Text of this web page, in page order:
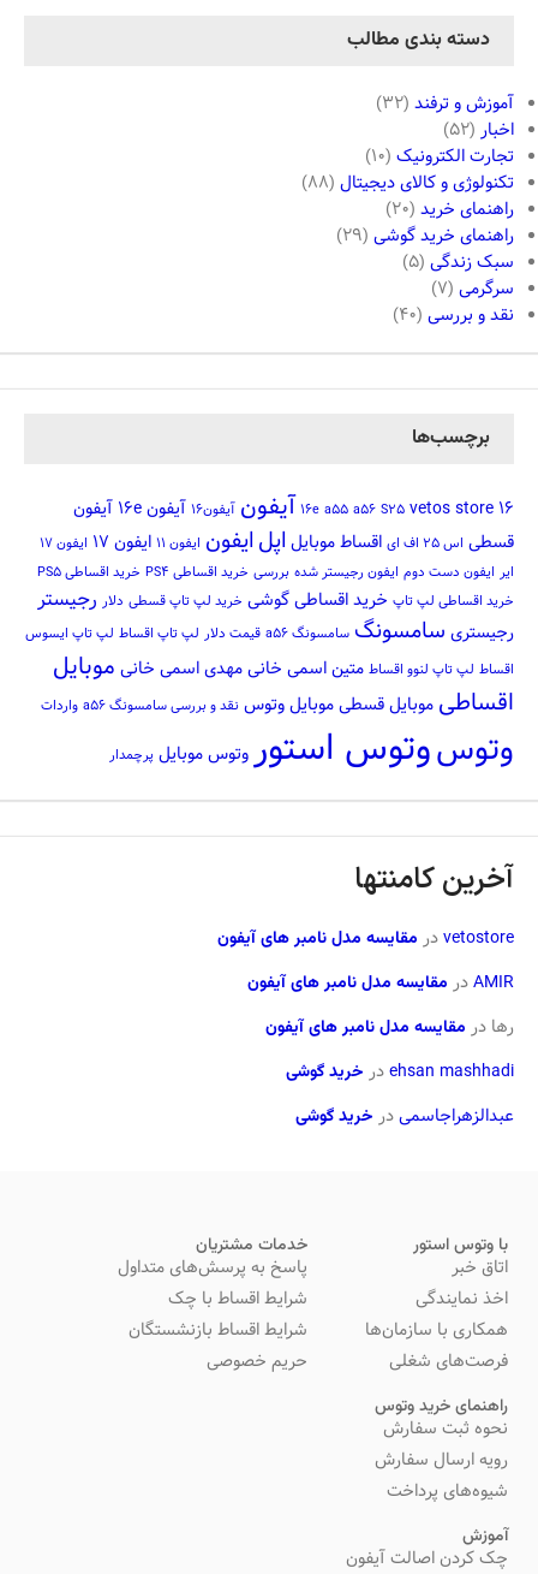
دسته بندی مطالب
آموزش و ترفند (32)
اخبار (52)
تجارت الکترونیک (10)
تکنولوژی و کالای دیجیتال (88)
راهنمای خرید (20)
راهنمای خرید گوشی (29)
سبک زندگی (5)
سرگرمی (7)
نقد و بررسی (40)
برچسب‌ها
16
16e a55 a56 S25 vetos store آیفون آیفون16 آیفون 16e
آیفون
قسطی اس 25 اف ای اقساط موبایل اپل ایفون ایفون 11 ایفون 17
ایفون 17
ایر ایفون دست دوم ایفون رجیستر شده بررسی خرید اقساطی PS4
خرید اقساطی PS5
خرید اقساطی لپ تاپ خرید اقساطی گوشی خرید لپ تاپ قسطی دلار رجیستر
رجیستری سامسونگ سامسونگ a56 قیمت دلار لپ تاپ اقساط لپ تاپ ایسوس
اقساط لپ تاپ لنوو اقساط متین اسمی خانیمهدی اسمی خانی موبایل
اقساطی موبایل قسطیموبایل وتوس نقد و بررسی سامسونگ a56 واردات
وتوسوتوس استوروتوس موبایل پرچمدار
آخرین کامنتها
vetostoreدر مقایسه مدل نامبر های آیفون
AMIRدر مقایسه مدل نامبر های آیفون
رها در مقایسه مدل نامبر های آیفون
ehsan mashhadiدر خرید گوشی
عبدالزهراجاسمیدر خرید گوشی
با وتوس استور
اتاق خبر
اخذ نمایندگی
همکاری با سازمان‌ها
فرصت‌های شغلی
خدمات مشتریان
پاسخ به پرسش‌های متداول
شرایط اقساط با چک
شرایط اقساط بازنشستگان
حریم خصوصی
راهنمای خرید وتوس
نحوه ثبت سفارش
رویه ارسال سفارش
شیوه‌های پرداخت
آموزش
چک کردن اصالت آیفون